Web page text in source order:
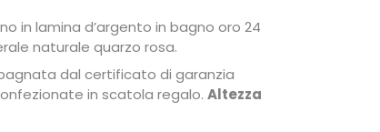
in lamina d’argento in bagno oro 24
naturale quarzo rosa.
dal certificato di garanzia
in scatola regalo.Altezza